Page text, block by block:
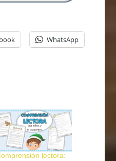
WhatsApp
lectora: